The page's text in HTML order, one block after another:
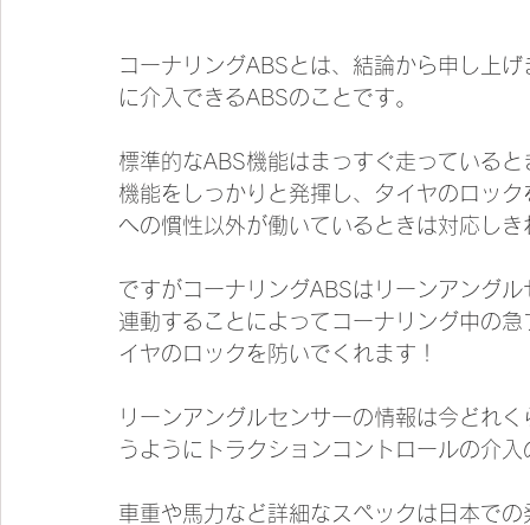
コーナリングABSとは、結論から申し上
に介入できるABSのことです。
標準的なABS機能はまっすぐ走っている
機能をしっかりと発揮し、タイヤのロッ
への慣性以外が働いているときは対応し
ですがコーナリングABSはリーンアング
連動することによってコーナリング中の
イヤのロックを防いでくれます！
リーンアングルセンサーの情報は今どれ
うようにトラクションコントロールの介
車重や馬力など詳細なスペックは日本で